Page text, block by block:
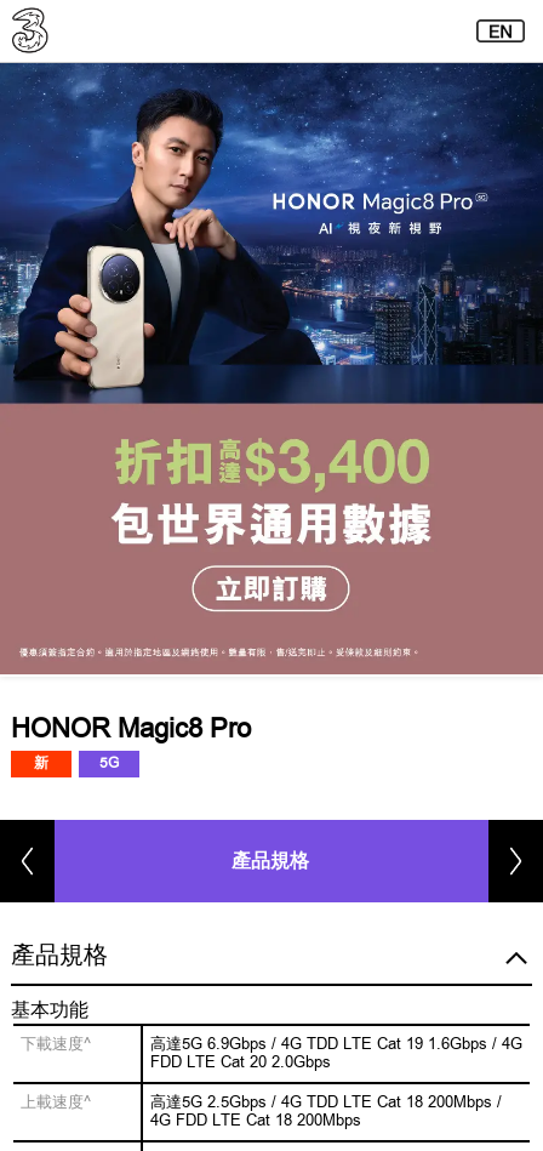
HONOR Magic8 Pro
新 5G
產品規格
產品規格
基本功能
下載速度^
高達5G 6.9Gbps / 4G TDD LTE Cat 19 1.6Gbps / 4G
FDD LTE Cat 20 2.0Gbps
上載速度^
高達5G 2.5Gbps / 4G TDD LTE Cat 18 200Mbps /
4G FDD LTE Cat 18 200Mbps